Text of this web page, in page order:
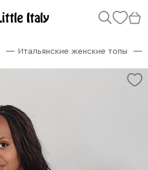
Итальянские женские топы